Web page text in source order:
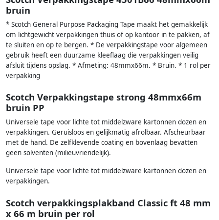
bruin
* Scotch General Purpose Packaging Tape maakt het gemakkelijk
om lichtgewicht verpakkingen thuis of op kantoor in te pakken, af
te sluiten en op te bergen. * De verpakkingstape voor algemeen
gebruik heeft een duurzame kleeflaag die verpakkingen veilig
afsluit tijdens opslag. * Afmeting: 48mmx66m. * Bruin. * 1 rol per
verpakking
Scotch Verpakkingstape strong 48mmx66m
bruin PP
Universele tape voor lichte tot middelzware kartonnen dozen en
verpakkingen. Geruisloos en gelijkmatig afrolbaar. Afscheurbaar
met de hand. De zelfklevende coating en bovenlaag bevatten
geen solventen (milieuvriendelijk).
Universele tape voor lichte tot middelzware kartonnen dozen en
verpakkingen.
Scotch verpakkingsplakband Classic ft 48 mm
x 66 m bruin per rol